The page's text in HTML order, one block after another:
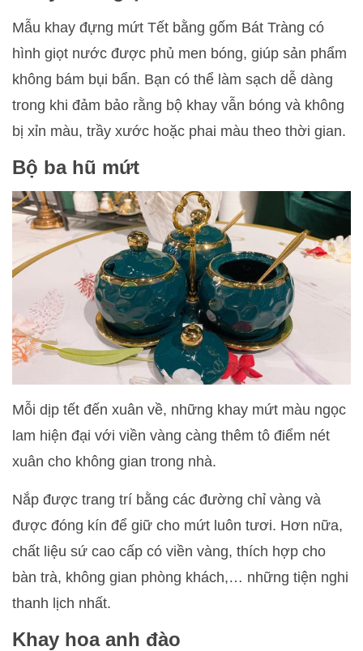
Mẫu khay đựng mứt Tết bằng gốm Bát Tràng có
hình giọt nước được phủ men bóng, giúp sản phẩm
không bám bụi bẩn. Bạn có thể làm sạch dễ dàng
trong khi đảm bảo rằng bộ khay vẫn bóng và không
bị xỉn màu, trầy xước hoặc phai màu theo thời gian.
Bộ ba hũ mứt
Mỗi dịp tết đến xuân về, những khay mứt màu ngọc
lam hiện đại với viền vàng càng thêm tô điểm nét
xuân cho không gian trong nhà.
Nắp được trang trí bằng các đường chỉ vàng và
được đóng kín để giữ cho mứt luôn tươi. Hơn nữa,
chất liệu sứ cao cấp có viền vàng, thích hợp cho
bàn trà, không gian phòng khách,… những tiện nghi
thanh lịch nhất.
Khay hoa anh đào